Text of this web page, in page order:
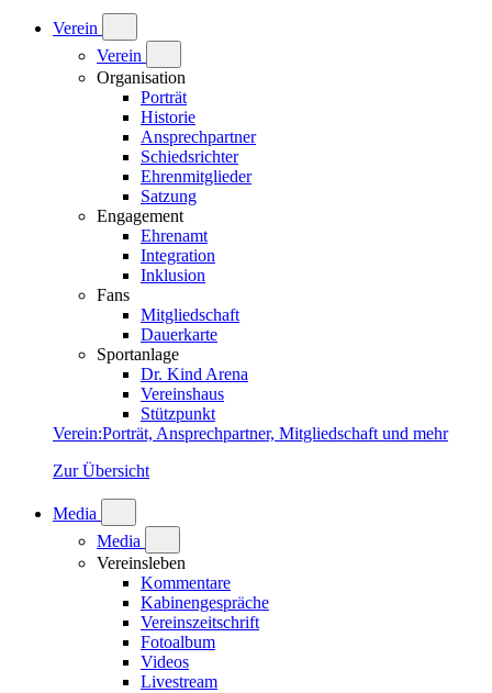
Verein
Verein
Organisation
Porträt
Historie
Ansprechpartner
Schiedsrichter
Ehrenmitglieder
Satzung
Engagement
Ehrenamt
Integration
Inklusion
Fans
Mitgliedschaft
Dauerkarte
Sportanlage
Dr. Kind Arena
Vereinshaus
Stützpunkt
Verein:Porträt, Ansprechpartner, Mitgliedschaft und mehr
Zur Übersicht
Media
Media
Vereinsleben
Kommentare
Kabinengespräche
Vereinszeitschrift
Fotoalbum
Videos
Livestream